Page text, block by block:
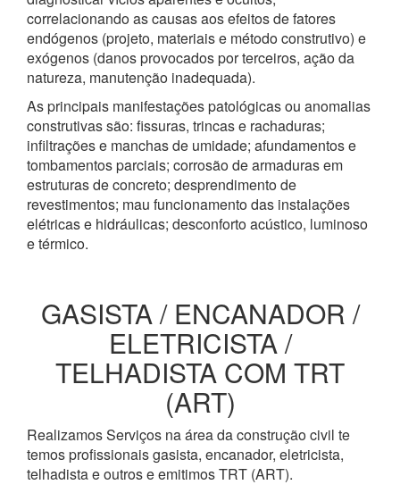
correlacionando as causas aos efeitos de fatores
endógenos (projeto, materiais e método construtivo) e
exógenos (danos provocados por terceiros, ação da
natureza, manutenção inadequada).
As principais manifestações patológicas ou anomalias
construtivas são: fissuras, trincas e rachaduras;
infiltrações e manchas de umidade; afundamentos e
tombamentos parciais; corrosão de armaduras em
estruturas de concreto; desprendimento de
revestimentos; mau funcionamento das instalações
elétricas e hidráulicas; desconforto acústico, luminoso
e térmico.
GASISTA / ENCANADOR /
ELETRICISTA /
TELHADISTA COM TRT
(ART)
Realizamos Serviços na área da construção civil te
temos profissionais gasista, encanador, eletricista,
telhadista e outros e emitimos TRT (ART).